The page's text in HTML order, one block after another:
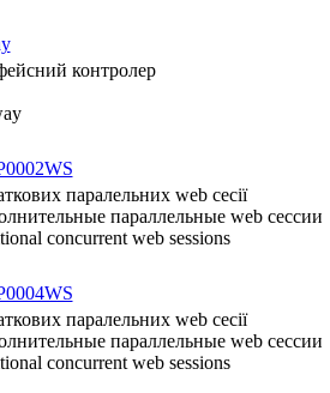
контролер
паралельних web сесії
параллельные web сессии
concurrent web sessions
паралельних web сесії
параллельные web сессии
concurrent web sessions